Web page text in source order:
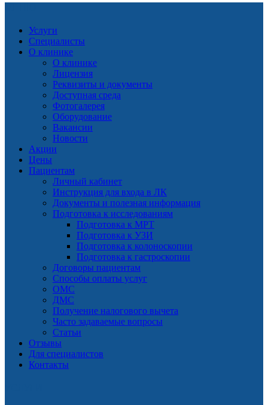
Услуги
Специалисты
О клинике
О клинике
Лицензия
Реквизиты и документы
Доступная среда
Фотогалерея
Оборудование
Вакансии
Новости
Акции
Цены
Пациентам
Личный кабинет
Инструкция для входа в ЛК
Документы и полезная информация
Подготовка к исследованиям
Подготовка к МРТ
Подготовка к УЗИ
Подготовка к колоноскопии
Подготовка к гастроскопии
Договоры пациентам
Способы оплаты услуг
ОМС
ДМС
Получение налогового вычета
Часто задаваемые вопросы
Статьи
Отзывы
Для специалистов
Контакты